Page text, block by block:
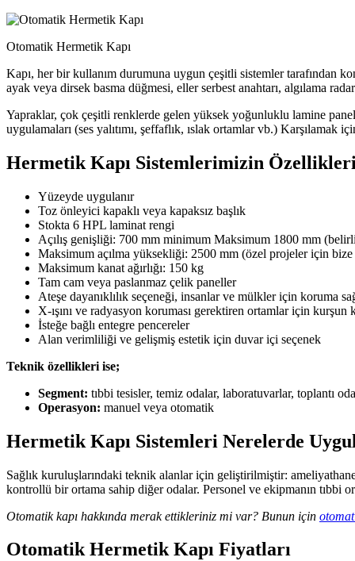
Otomatik Hermetik Kapı
Kapı, her bir kullanım durumuna uygun çeşitli sistemler tarafından
ayak veya dirsek basma düğmesi, eller serbest anahtarı, algılama
Yapraklar, çok çeşitli renklerde gelen yüksek yoğunluklu lamine
uygulamaları (ses yalıtımı, şeffaflık, ıslak ortamlar vb.) Karşılamak
Hermetik Kapı Sistemlerimizin
Yüzeyde uygulanır
Toz önleyici kapaklı veya kapaksız başlık
Stokta 6 HPL laminat rengi
Açılış genişliği: 700 mm minimum Maksimum 1800 mm
Maksimum açılma yüksekliği: 2500 mm (özel projeler için bize
Maksimum kanat ağırlığı: 150 kg
Tam cam veya paslanmaz çelik paneller
Ateşe dayanıklılık seçeneği, insanlar ve mülkler için koruma
X-ışını ve radyasyon koruması gerektiren ortamlar için kurşun
İsteğe bağlı entegre pencereler
Alan verimliliği ve gelişmiş estetik için duvar içi seçenek
Teknik özellikleri ise;
Segment: tıbbi tesisler, temiz odalar, laboratuvarlar, toplantı
Operasyon: manuel veya otomatik
Hermetik Kapı Sistemleri Nerelerde
Sağlık kuruluşlarındaki teknik alanlar için geliştirilmiştir:
kontrollü bir ortama sahip diğer odalar. Personel ve ekipmanın tıbbi
Otomatik kapı hakkında merak ettikleriniz mi var? Bunun için
Otomatik Hermetik Kapı Fiyatları